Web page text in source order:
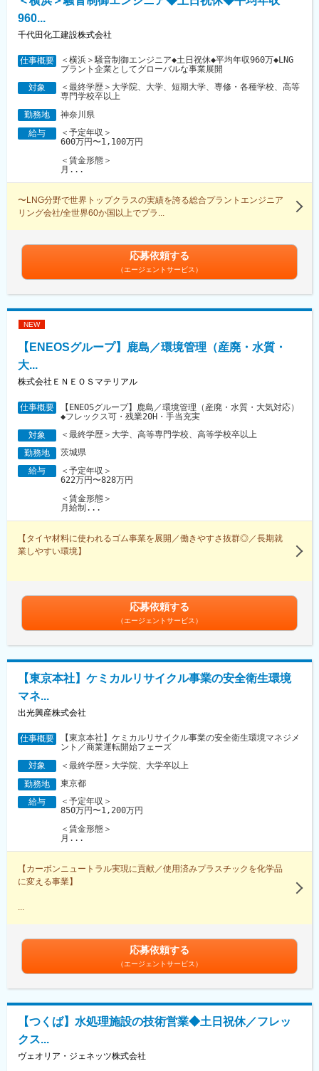
960...
千代田化工建設株式会社
仕事概要
＜横浜＞騒音制御エンジニア◆土日祝休◆平均年収960万◆LNG
プラント企業としてグローバルな事業展開
対象
＜最終学歴＞大学院、大学、短期大学、専修・各種学校、高等
専門学校卒以上
勤務地
神奈川県
給与
＜予定年収＞
600万円〜1,100万円
＜賃金形態＞
月...
〜LNG分野で世界トップクラスの実績を誇る総合プラントエンジニア
リング会社/全世界60か国以上でプラ...
応募依頼する
（エージェントサービス）
NEW
【ENEOSグループ】鹿島／環境管理（産廃・水質・
大...
株式会社ＥＮＥＯＳマテリアル
仕事概要
【ENEOSグループ】鹿島／環境管理（産廃・水質・大気対応）
◆フレックス可・残業20H・手当充実
対象
＜最終学歴＞大学、高等専門学校、高等学校卒以上
勤務地
茨城県
給与
＜予定年収＞
622万円〜828万円
＜賃金形態＞
月給制...
【タイヤ材料に使われるゴム事業を展開／働きやすさ抜群◎／長期就
業しやすい環境】
応募依頼する
（エージェントサービス）
【東京本社】ケミカルリサイクル事業の安全衛生環境
マネ...
出光興産株式会社
仕事概要
【東京本社】ケミカルリサイクル事業の安全衛生環境マネジメ
ント／商業運転開始フェーズ
対象
＜最終学歴＞大学院、大学卒以上
勤務地
東京都
給与
＜予定年収＞
850万円〜1,200万円
＜賃金形態＞
月...
【カーボンニュートラル実現に貢献／使用済みプラスチックを化学品
に変える事業】
...
応募依頼する
（エージェントサービス）
【つくば】水処理施設の技術営業◆土日祝休／フレッ
クス...
ヴェオリア・ジェネッツ株式会社